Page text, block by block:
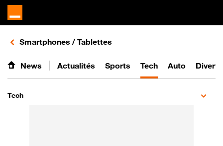
Retours vers le listing d'articles de la catégorie
Smartphones / Tablettes
News Actualités Sports Tech Auto
Tech